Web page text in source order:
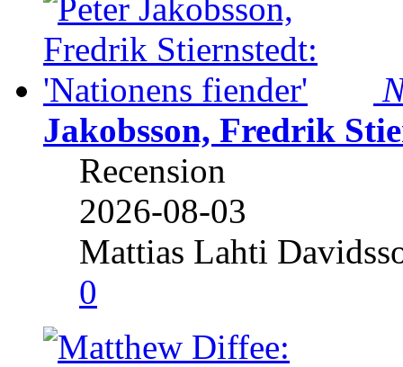
Jakobsson, Fredrik
Recension
2026-08-03
Mattias Lahti
0